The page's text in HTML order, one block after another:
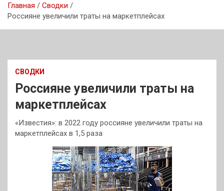
Главная
Сводки
Россияне увеличили траты на маркетплейсах
СВОДКИ
Россияне увеличили траты на
маркетплейсах
«Известия»: в 2022 году россияне увеличили траты на
маркетплейсах в 1,5 раза